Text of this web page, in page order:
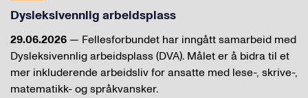
Dysleksivennlig arbeidsplass
29.06.2026 — Fellesforbundet har inngått samarbeid med
Dysleksivennlig arbeidsplass (DVA). Målet er å bidra til et
mer inkluderende arbeidsliv for ansatte med lese-, skrive-,
matematikk- og språkvansker.